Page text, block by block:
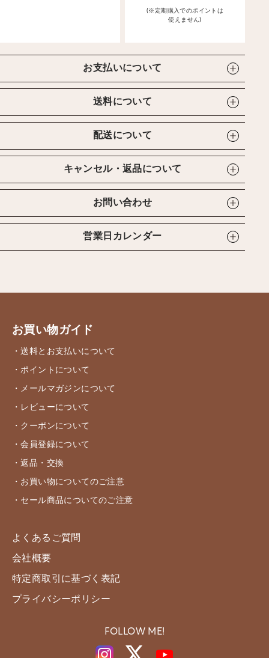
(※定期購入でのポイントは
使えません)
お支払いについて
送料について
配送について
キャンセル・返品について
お問い合わせ
営業日カレンダー
お買い物ガイド
・送料とお支払いについて
・ポイントについて
・メールマガジンについて
・レビューについて
・クーポンについて
・会員登録について
・返品・交換
・お買い物についてのご注意
・セール商品についてのご注意
よくあるご質問
会社概要
特定商取引に基づく表記
プライバシーポリシー
FOLLOW ME!